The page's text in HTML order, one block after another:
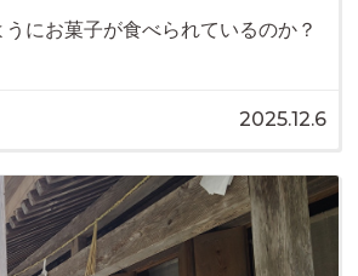
にお菓子が食べられているのか？
2025.12.6